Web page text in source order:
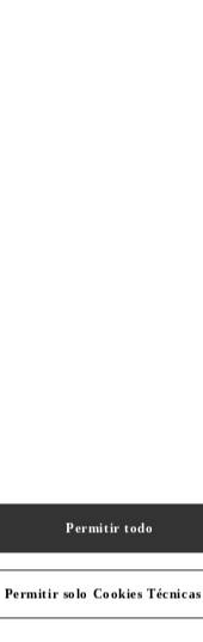
- CIERRA A LAS 10:00 PM
Permitir solo Cookies Técnicas
Permitir todo